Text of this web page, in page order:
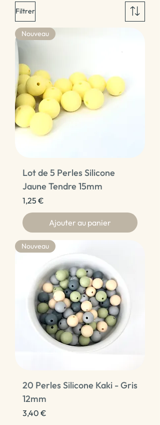
Filtrer
Nouveau
Lot de 5 Perles Silicone
Jaune Tendre 15mm
Prix
1,25 €
Ajouter au panier
Nouveau
20 Perles Silicone Kaki - Gris
12mm
Prix
3,40 €